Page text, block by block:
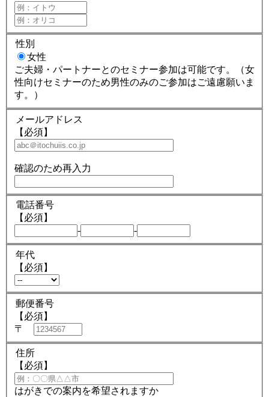
性別
女性
ご夫婦・パートナーとのセミナー参加は可能です。（女
性向けセミナーのため男性のみのご参加はご遠慮願いま
す。）
メールアドレス
【必須】
確認のため再入力
電話番号
【必須】
-
-
年代
【必須】
郵便番号
【必須】
〒
住所
【必須】
はがきでの案内を希望されますか